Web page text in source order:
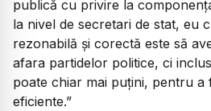
publică cu privire la
la nivel de secretari de stat, eu
rezonabilă și corectă este să
afara partidelor politice, ci
poate chiar mai puțini, pentru a
eficiente.”